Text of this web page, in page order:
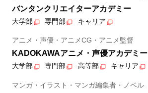
バンタンクリエイターアカデミー
大学部 専門部 キャリア
アニメ・声優・アニメCG・アニメ監督
KADOKAWAアニメ・声優アカデミー
大学部 専門部 高等部 キャリア
マンガ・イラスト・マンガ編集者・ノベル